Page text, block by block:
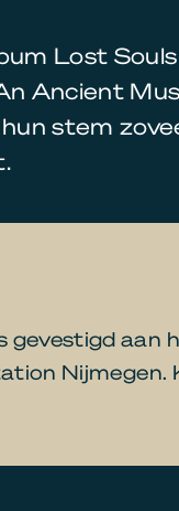
Lost
Ancient
stem
gevestigd aan
Nijmegen.